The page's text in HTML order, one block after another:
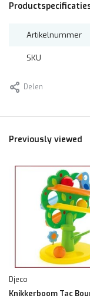
Artikelnummer
SKU
Delen
Previously viewed
Djeco
Knikkerboom Tac